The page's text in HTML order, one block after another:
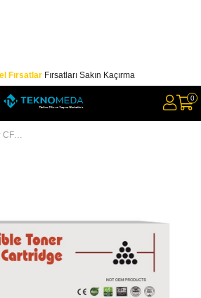
FırsatlarFırsatları Sakın Kaçırma
0
OfisPc HP CF413A Kırmızı Muadil Toner M452NW-M477-M377